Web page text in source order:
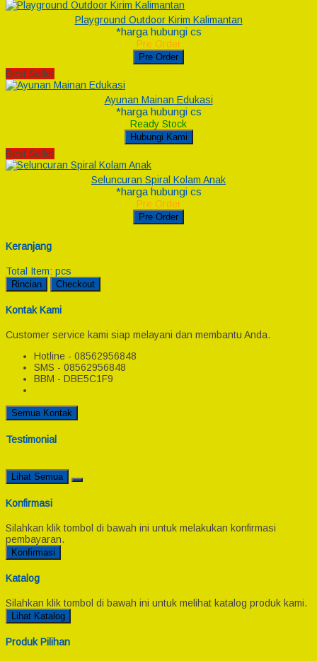
Playground Outdoor Kirim Kalimantan
*harga hubungi cs
Pre Order
Pre Order
Best Seller
Ayunan Mainan Edukasi
*harga hubungi cs
Ready Stock
Hubungi Kami
Best Seller
Seluncuran Spiral Kolam Anak
*harga hubungi cs
Pre Order
Pre Order
Keranjang
Total Item: pcs
Rincian Checkout
Kontak Kami
Customer service kami siap melayani dan membantu Anda.
Hotline - 08562956848
SMS - 08562956848
BBM - DBE5C1F9
Semua Kontak
Testimonial
Lihat Semua
Konfirmasi
Silahkan klik tombol di bawah ini untuk melakukan konfirmasi
pembayaran.
Konfirmasi
Katalog
Silahkan klik tombol di bawah ini untuk melihat katalog produk kami.
Lihat Katalog
Produk Pilihan